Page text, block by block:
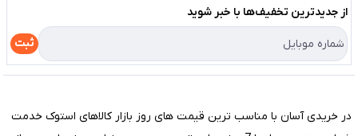
لیست محصولات
درباره ما
تماس با ما
حریم خصوصی
راهنما
از جدید‌ترین تخفیف‌ها با‌ خبر شوید
ثبت
در خریدی آسان با مناسب ترین قیمت های روز بازار کالاهای استوک خدمت